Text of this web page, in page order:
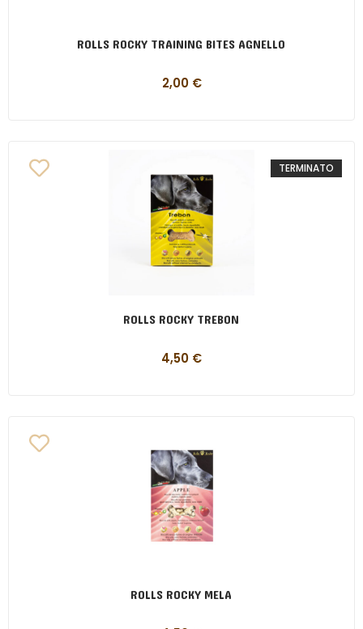
ROLLS ROCKY TRAINING BITES AGNELLO
2,00 €
TERMINATO
ROLLS ROCKY TREBON
4,50 €
ROLLS ROCKY MELA